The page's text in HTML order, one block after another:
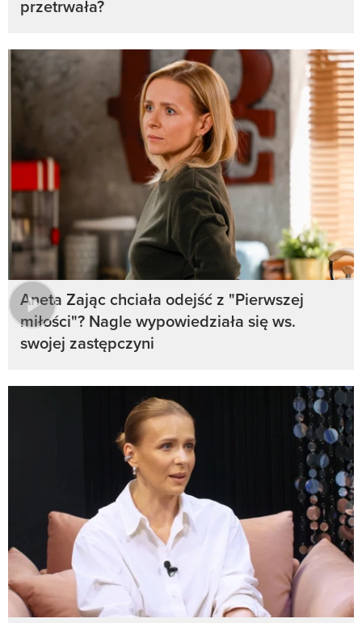
przetrwała?
Aneta Zając chciała odejść z "Pierwszej
miłości"? Nagle wypowiedziała się ws.
swojej zastępczyni